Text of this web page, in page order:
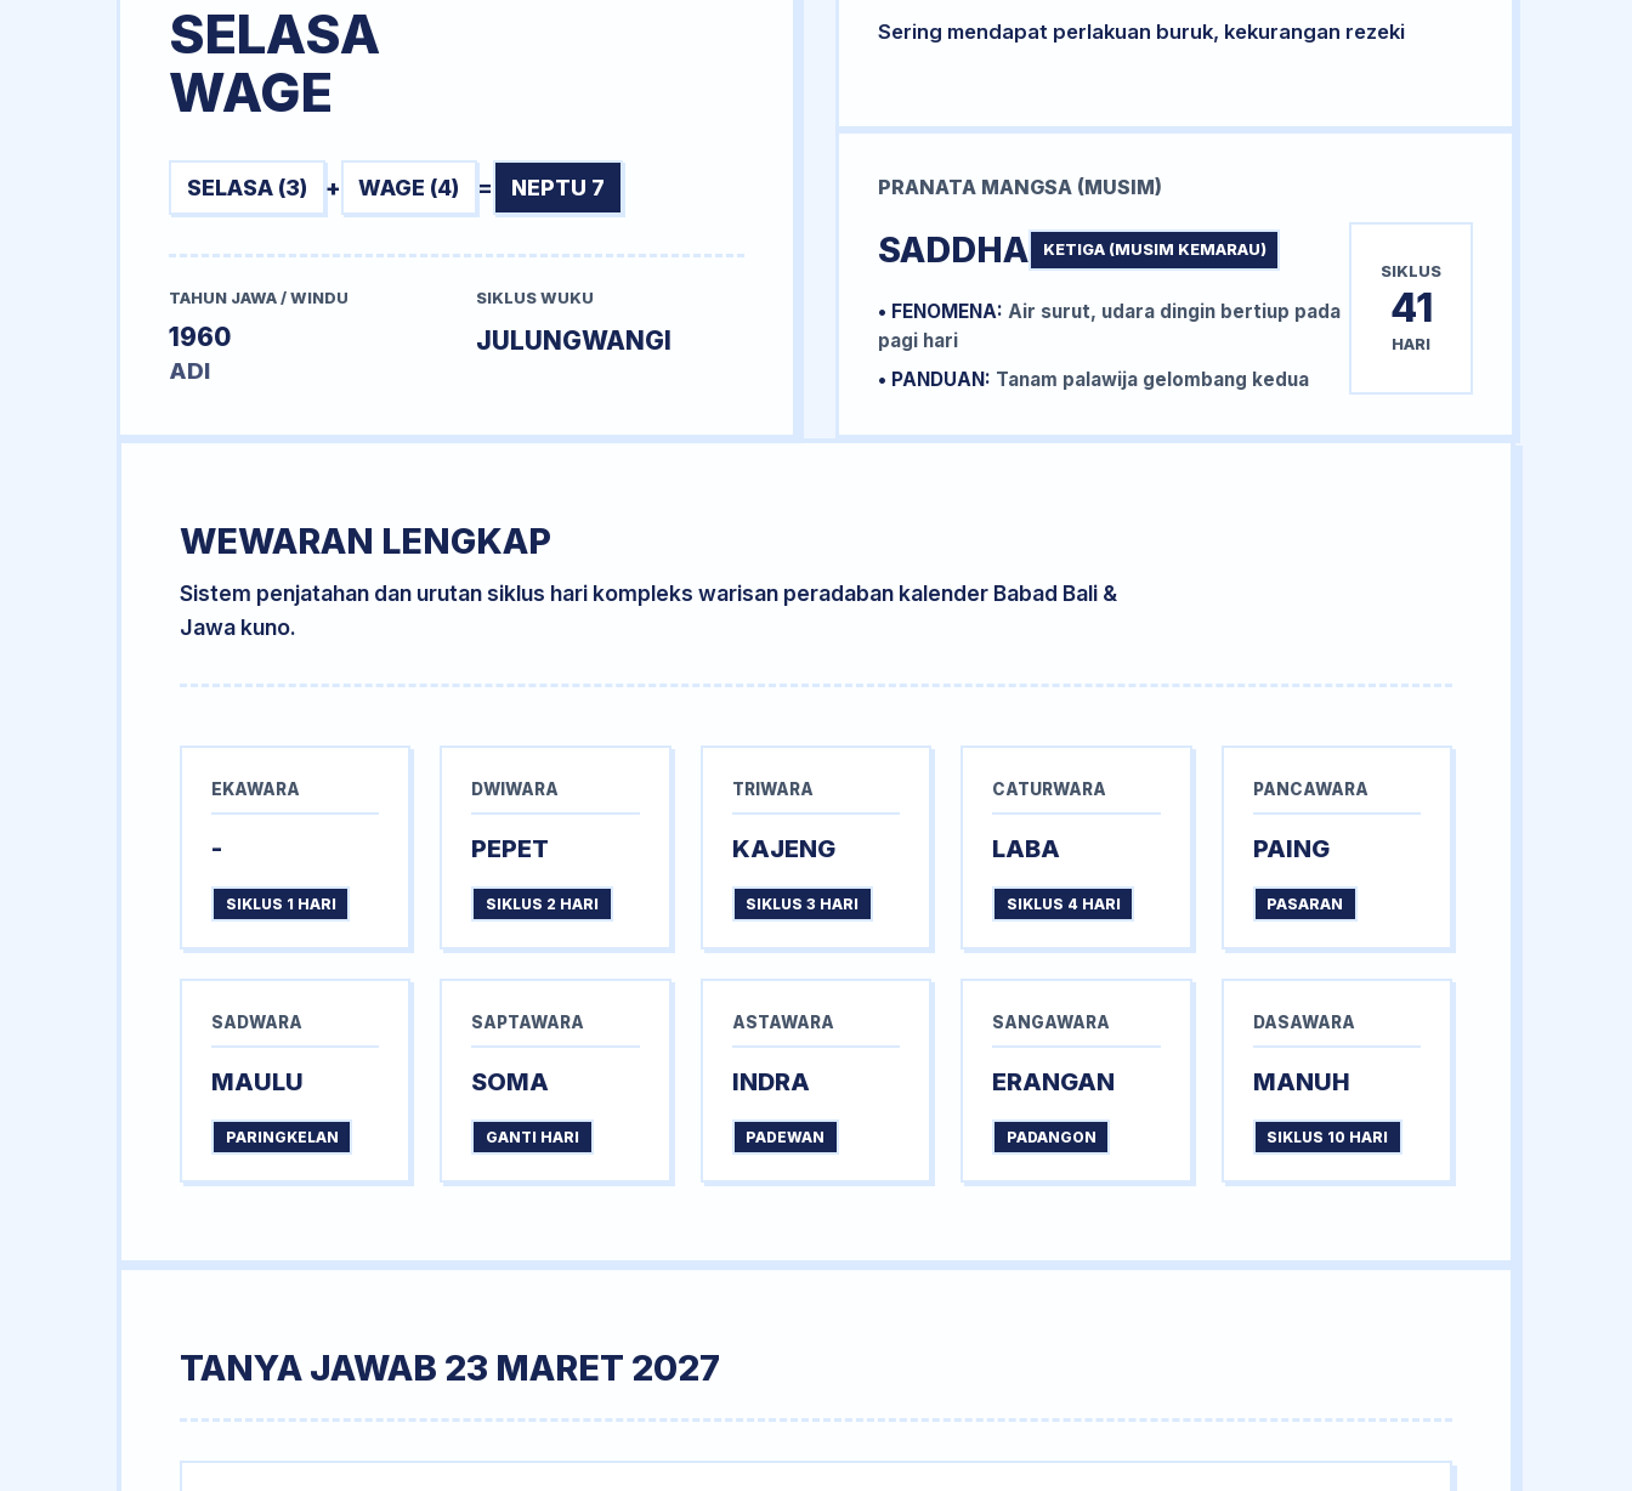
SELASA
WAGE
SELASA (3) + WAGE (4) = NEPTU 7
TAHUN JAWA / WINDU
1960
ADI
SIKLUS WUKU
JULUNGWANGI
Sering mendapat perlakuan buruk, kekurangan rezeki
PRANATA MANGSA (MUSIM)
SADDHA KETIGA (MUSIM KEMARAU)
• FENOMENA: Air surut, udara dingin bertiup pada
pagi hari
• PANDUAN: Tanam palawija gelombang kedua
SIKLUS
41
HARI
WEWARAN LENGKAP
Sistem penjatahan dan urutan siklus hari kompleks warisan peradaban kalender Babad Bali &
Jawa kuno.
EKAWARA
-
SIKLUS 1 HARI
DWIWARA
PEPET
SIKLUS 2 HARI
TRIWARA
KAJENG
SIKLUS 3 HARI
CATURWARA
LABA
SIKLUS 4 HARI
PANCAWARA
PAING
PASARAN
SADWARA
MAULU
PARINGKELAN
SAPTAWARA
SOMA
GANTI HARI
ASTAWARA
INDRA
PADEWAN
SANGAWARA
ERANGAN
PADANGON
DASAWARA
MANUH
SIKLUS 10 HARI
TANYA JAWAB 23 MARET 2027